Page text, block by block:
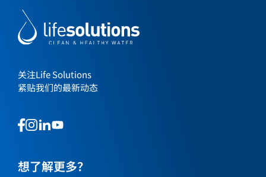
关注Life Solutions
紧贴我们的最新动态
This
link
This
link
This
link
This
link
想了解更多？